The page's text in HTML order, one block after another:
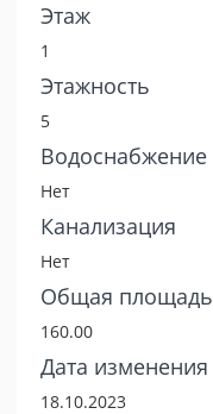
Этаж
1
Этажность
5
Водоснабжение
Нет
Канализация
Нет
Общая площадь
160.00
Дата изменения
18.10.2023